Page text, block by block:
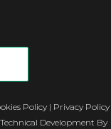
Policy | Privacy Policy
Development By